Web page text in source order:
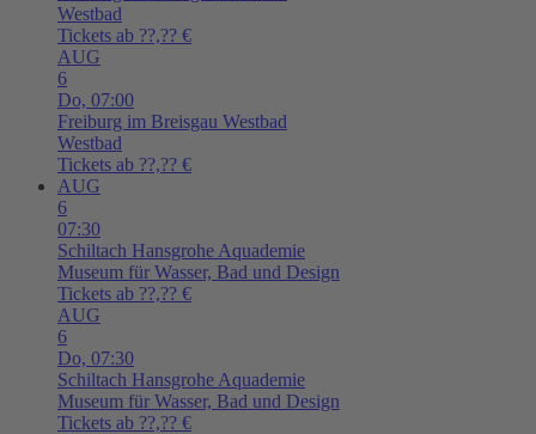
Westbad
Tickets ab ??,?? €
AUG
6
Do, 07:00
Freiburg im Breisgau Westbad
Westbad
Tickets ab ??,?? €
AUG
6
07:30
Schiltach Hansgrohe Aquademie
Museum für Wasser, Bad und Design
Tickets ab ??,?? €
AUG
6
Do, 07:30
Schiltach Hansgrohe Aquademie
Museum für Wasser, Bad und Design
Tickets ab ??,?? €